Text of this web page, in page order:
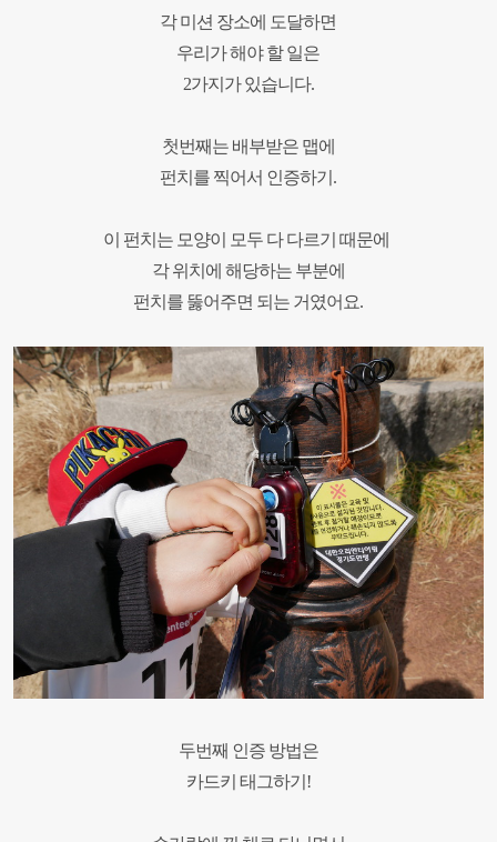
각 미션 장소에 도달하면
우리가 해야 할 일은
2가지가 있습니다.
첫번째는 배부받은 맵에
펀치를 찍어서 인증하기 .
이 펀치는 모양이 모두 다 다르기 때문에
각 위치에 해당하는 부분에
펀치를 뚫어주면 되는 거였어요.
두번째 인증 방법은
카드키 태그하기!